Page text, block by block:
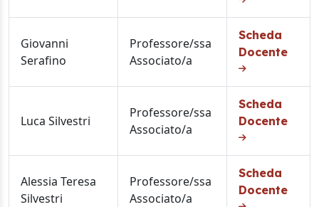
Giovanni
Serafino
Professore/ssa
Associato/a
Scheda
Docente
Luca Silvestri
Professore/ssa
Associato/a
Scheda
Docente
Alessia Teresa
Silvestri
Professore/ssa
Associato/a
Scheda
Docente